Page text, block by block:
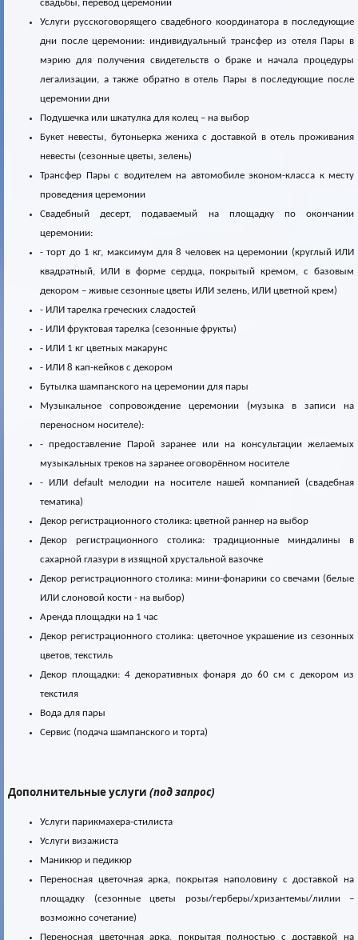
свадьбы, перевод церемонии
Услуги русскоговорящего свадебного координатора в последующие
дни после церемонии: индивидуальный трансфер из отеля Пары в
мэрию для получения свидетельств о браке и начала процедуры
легализации, а также обратно в отель Пары в последующие после
церемонии дни
Подушечка или шкатулка для колец – на выбор
Букет невесты, бутоньерка жениха с доставкой в отель проживания
невесты (сезонные цветы, зелень)
Трансфер Пары с водителем на автомобиле эконом-класса к месту
проведения церемонии
Свадебный десерт, подаваемый на площадку по окончании
церемонии:
- торт до 1 кг, максимум для 8 человек на церемонии (круглый ИЛИ
квадратный, ИЛИ в форме сердца, покрытый кремом, с базовым
декором – живые сезонные цветы ИЛИ зелень, ИЛИ цветной крем)
- ИЛИ тарелка греческих сладостей
- ИЛИ фруктовая тарелка (сезонные фрукты)
- ИЛИ 1 кг цветных макарунс
- ИЛИ 8 кап-кейков с декором
Бутылка шампанского на церемонии для пары
Музыкальное сопровождение церемонии (музыка в записи на
переносном носителе):
- предоставление Парой заранее или на консультации желаемых
музыкальных треков на заранее оговорённом носителе
- ИЛИ default мелодии на носителе нашей компанией (свадебная
тематика)
Декор регистрационного столика: цветной раннер на выбор
Декор регистрационного столика: традиционные миндалины в
сахарной глазури в изящной хрустальной вазочке
Декор регистрационного столика: мини-фонарики со свечами (белые
ИЛИ слоновой кости - на выбор)
Аренда площадки на 1 час
Декор регистрационного столика: цветочное украшение из сезонных
цветов, текстиль
Декор площадки: 4 декоративных фонаря до 60 см с декором из
текстиля
Вода для пары
Сервис (подача шампанского и торта)
Дополнительные услуги (под запрос)
Услуги парикмахера-стилиста
Услуги визажиста
Маникюр и педикюр
Переносная цветочная арка, покрытая наполовину c доставкой на
площадку (сезонные цветы розы/герберы/хризантемы/лилии –
возможно сочетание)
Переносная цветочная арка, покрытая полностью c доставкой на